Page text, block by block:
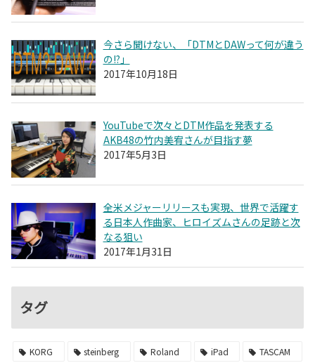
今さら聞けない、「DTMとDAWって何が違う
の!?」
2017年10月18日
YouTubeで次々とDTM作品を発表する
AKB48の竹内美宥さんが目指す夢
2017年5月3日
全米メジャーリリースも実現、世界で活躍す
る日本人作曲家、ヒロイズムさんの足跡と次
なる狙い
2017年1月31日
タグ
KORG steinberg Roland iPad
TASCAM